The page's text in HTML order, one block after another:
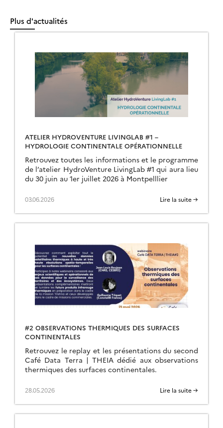
Plus d'actualités
ATELIER HYDROVENTURE LIVINGLAB #1 –
HYDROLOGIE CONTINENTALE OPÉRATIONNELLE
Retrouvez toutes les informations et le programme
de l’atelier HydroVenture LivingLab #1 qui aura lieu
du 30 juin au 1er juillet 2026 à Montpelllier
03.06.2026 Lire la suite →
#2 OBSERVATIONS THERMIQUES DES SURFACES
CONTINENTALES
Retrouvez le replay et les présentations du second
Café Data Terra | THEIA dédié aux observations
thermiques des surfaces continentales.
28.05.2026 Lire la suite →